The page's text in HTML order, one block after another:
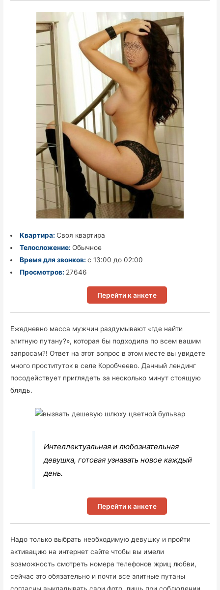
Квартира: Своя квартира
Телосложение: Обычное
Время для звонков: с 13:00 до 02:00
Просмотров: 27646
Перейти к анкете
Ежедневно масса мужчин раздумывают «где найти
элитную путану?», которая бы подходила по всем вашим
запросам?! Ответ на этот вопрос в этом месте вы увидете
много проституток в селе Коробчеево. Данный лендинг
посодействует приглядеть за несколько минут стоящую
блядь.
Интеллектуальная и любознательная
девушка, готовая узнавать новое каждый
день.
Перейти к анкете
Надо только выбрать необходимую девушку и пройти
активацию на интернет сайте чтобы вы имели
возможность смотреть номера телефонов жриц любви,
сейчас это обязательно и почти все элитные путаны